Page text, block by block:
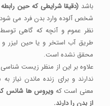
باشد (دقیقا شرایطی که حین
نظر عموم و آنچه که گاهی
طریق آب استخر و یا حین لیزر
محقق نشده است.
علاوه بر این از منظر زیست
ندارند و برای زنده ماندن نیاز
معنی است که ویروس ها شانس
از بدن را دارند.